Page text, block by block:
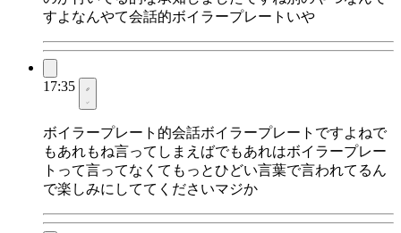
すよなんやて会話的ボイラープレートいや
17:35
ボイラープレート的会話ボイラープレートですよねで
もあれもね言ってしまえばでもあれはボイラープレー
トって言ってなくてもっとひどい言葉で言われてるん
で楽しみにしててくださいマジか